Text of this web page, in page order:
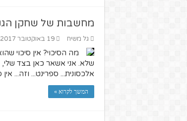
מחשבות של שחקן
גל משיח 19 באוקטובר 2017
מה הסיכוי? אין סיכוי
שלא. אני אשאר כאן בצד שלי,
אלכסונית... ספרינט... וזה...
המשך לקרוא »